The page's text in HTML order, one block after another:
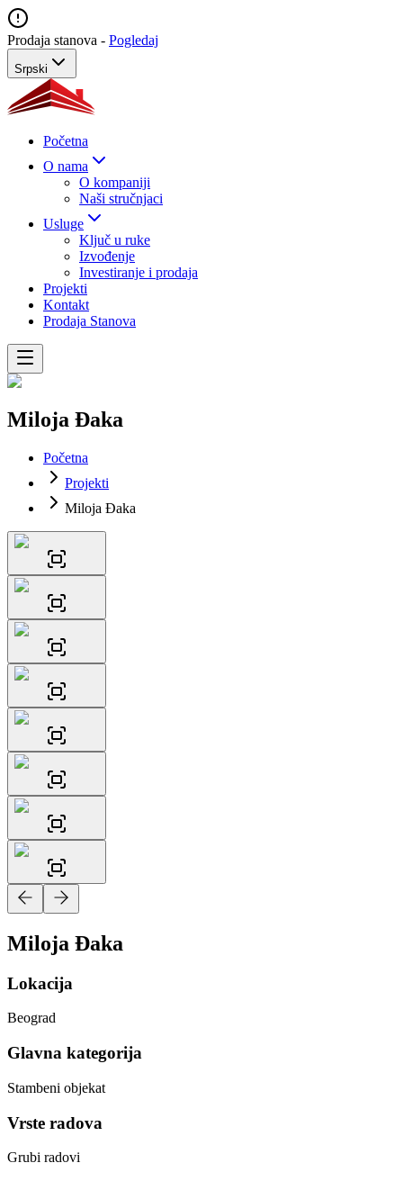
Prodaja stanova - Pogledaj
Srpski
Početna
O nama
O kompaniji
Naši stručnjaci
Usluge
Ključ u ruke
Izvođenje
Investiranje i prodaja
Projekti
Kontakt
Prodaja Stanova
Miloja Đaka
Početna
Projekti
Miloja Đaka
Miloja Đaka
Lokacija
Beograd
Glavna kategorija
Stambeni objekat
Vrste radova
Grubi radovi